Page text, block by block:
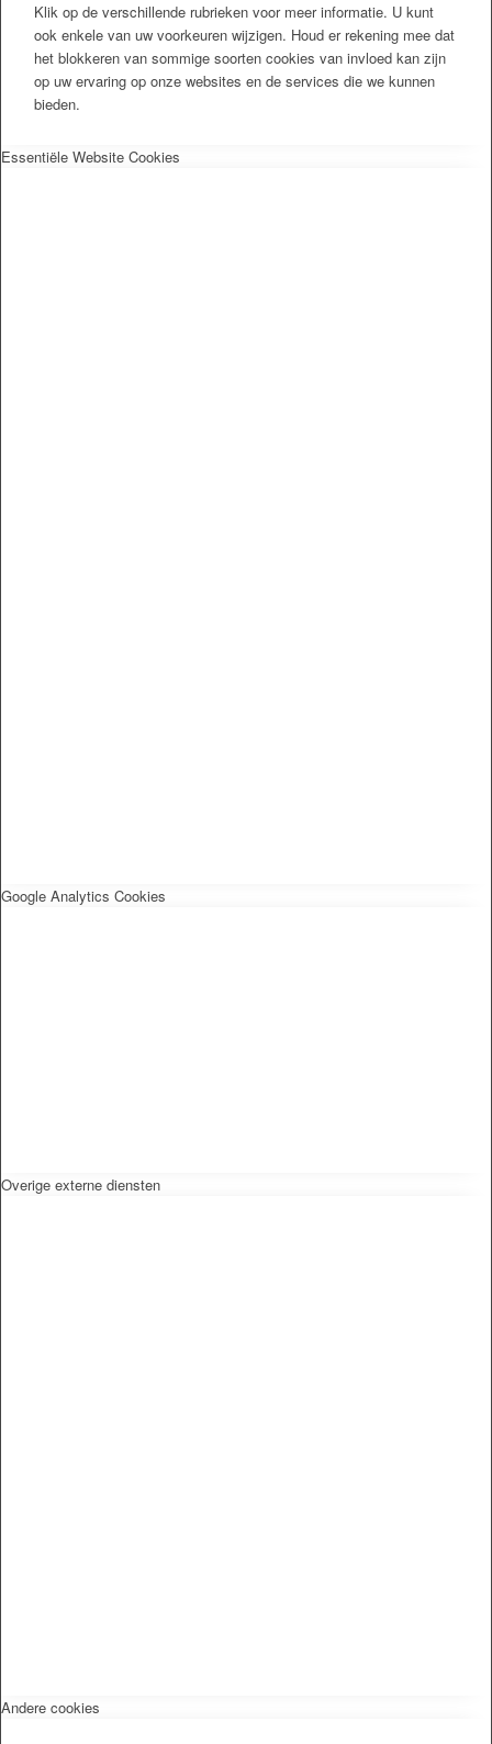
Klik op de verschillende rubrieken voor meer informatie. U kunt
ook enkele van uw voorkeuren wijzigen. Houd er rekening mee dat
het blokkeren van sommige soorten cookies van invloed kan zijn
op uw ervaring op onze websites en de services die we kunnen
bieden.
Essentiële Website Cookies
Google Analytics Cookies
Overige externe diensten
Andere cookies